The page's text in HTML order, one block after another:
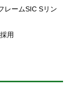
レームSIC Sリン
用